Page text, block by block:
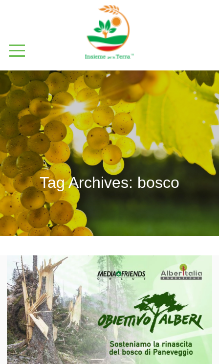
Tag Archives: bosco